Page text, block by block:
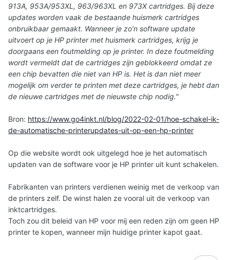
913A, 953A/953XL, 963/963XL en 973X cartridges. Bij deze
updates worden vaak de bestaande huismerk cartridges
onbruikbaar gemaakt. Wanneer je zo’n software update
uitvoert op je HP printer met huismerk cartridges, krijg je
doorgaans een foutmelding op je printer. In deze foutmelding
wordt vermeldt dat de cartridges zijn geblokkeerd omdat ze
een chip bevatten die niet van HP is. Het is dan niet meer
mogelijk om verder te printen met deze cartridges, je hebt dan
de nieuwe cartridges met de nieuwste chip nodig."
Bron: https://www.go4inkt.nl/blog/2022-02-01/hoe-schakel-ik-
de-automatische-printerupdates-uit-op-een-hp-printer
Op die website wordt ook uitgelegd hoe je het automatisch
updaten van de software voor je HP printer uit kunt schakelen.
Fabrikanten van printers verdienen weinig met de verkoop van
de printers zelf. De winst halen ze vooral uit de verkoop van
inktcartridges.
Toch zou dit beleid van HP voor mij een reden zijn om geen HP
printer te kopen, wanneer mijn huidige printer kapot gaat.